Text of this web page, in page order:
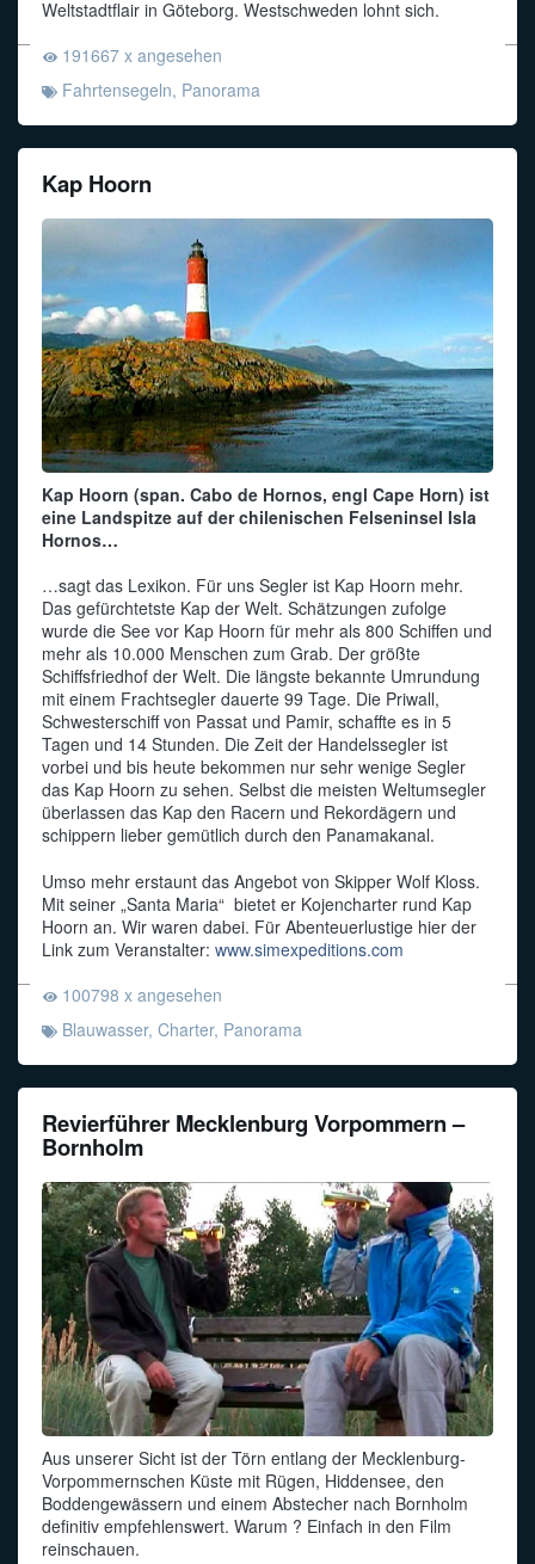
Weltstadtflair in Göteborg. Westschweden lohnt sich.
191667 x angesehen
Fahrtensegeln, Panorama
Kap Hoorn
Kap Hoorn (span. Cabo de Hornos, engl Cape Horn) ist
eine Landspitze auf der chilenischen Felseninsel Isla
Hornos…
…sagt das Lexikon. Für uns Segler ist Kap Hoorn mehr.
Das gefürchtetste Kap der Welt. Schätzungen zufolge
wurde die See vor Kap Hoorn für mehr als 800 Schiffen und
mehr als 10.000 Menschen zum Grab. Der größte
Schiffsfriedhof der Welt. Die längste bekannte Umrundung
mit einem Frachtsegler dauerte 99 Tage. Die Priwall,
Schwesterschiff von Passat und Pamir, schaffte es in 5
Tagen und 14 Stunden. Die Zeit der Handelssegler ist
vorbei und bis heute bekommen nur sehr wenige Segler
das Kap Hoorn zu sehen. Selbst die meisten Weltumsegler
überlassen das Kap den Racern und Rekordägern und
schippern lieber gemütlich durch den Panamakanal.
Umso mehr erstaunt das Angebot von Skipper Wolf Kloss.
Mit seiner „Santa Maria“ bietet er Kojencharter rund Kap
Hoorn an. Wir waren dabei. Für Abenteuerlustige hier der
Link zum Veranstalter: www.simexpeditions.com
100798 x angesehen
Blauwasser, Charter, Panorama
Revierführer Mecklenburg Vorpommern –
Bornholm
Aus unserer Sicht ist der Törn entlang der Mecklenburg-
Vorpommernschen Küste mit Rügen, Hiddensee, den
Boddengewässern und einem Abstecher nach Bornholm
definitiv empfehlenswert. Warum ? Einfach in den Film
reinschauen.